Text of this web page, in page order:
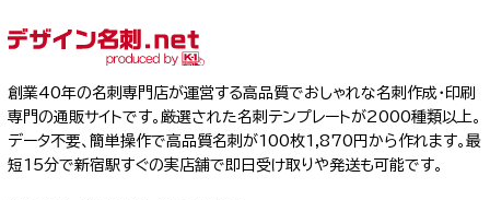
創業40年の名刺専門店が運営する高品質でおしゃれな名刺作成・印刷
専門の通販サイトです。厳選された名刺テンプレートが2000種類以上。
データ不要、簡単操作で高品質名刺が100枚1,870円から作れます。最
短15分で新宿駅すぐの実店舗で即日受け取りや発送も可能です。